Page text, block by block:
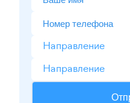
Направление
Направление